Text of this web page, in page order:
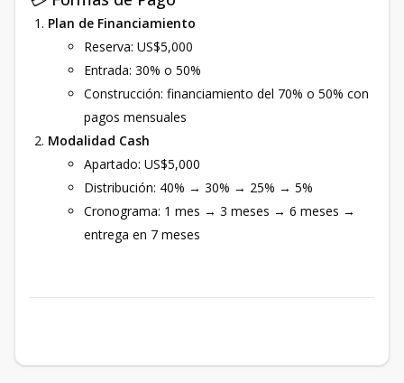
Plan de Financiamiento
Reserva: US$5,000
Entrada: 30% o 50%
Construcción: financiamiento del 70% o 50% con
pagos mensuales
Modalidad Cash
Apartado: US$5,000
Distribución: 40% → 30% → 25% → 5%
Cronograma: 1 mes → 3 meses → 6 meses →
entrega en 7 meses